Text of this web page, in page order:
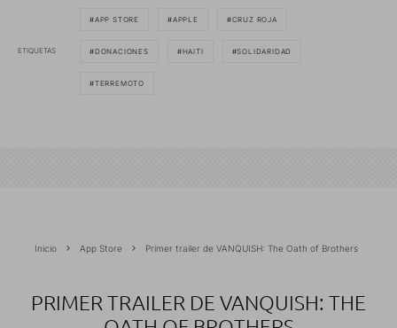
ETIQUETAS
APP STORE APPLE CRUZ ROJA
DONACIONES HAITI SOLIDARIDAD
TERREMOTO
Inicio App Store Primer trailer de VANQUISH: The Oath of Brothers
PRIMER TRAILER DE VANQUISH: THE